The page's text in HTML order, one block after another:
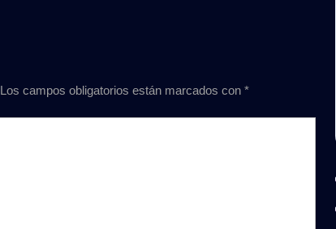
Los campos obligatorios están marcados con *